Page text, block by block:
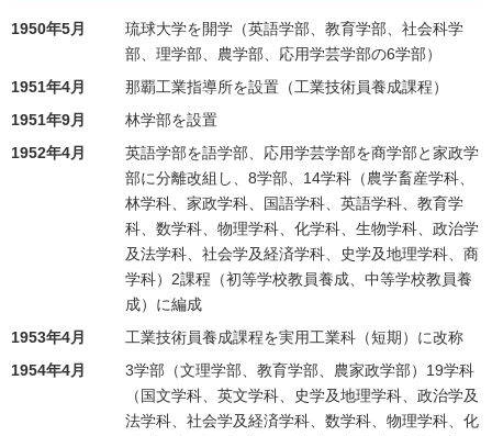
1950年5月
琉球大学を開学（英語学部、教育学部、社会科学
部、理学部、農学部、応用学芸学部の6学部）
1951年4月
那覇工業指導所を設置（工業技術員養成課程）
1951年9月
林学部を設置
1952年4月
英語学部を語学部、応用学芸学部を商学部と家政学
部に分離改組し、8学部、14学科（農学畜産学科、
林学科、家政学科、国語学科、英語学科、教育学
科、数学科、物理学科、化学科、生物学科、政治学
及法学科、社会学及経済学科、史学及地理学科、商
学科）2課程（初等学校教員養成、中等学校教員養
成）に編成
1953年4月
工業技術員養成課程を実用工業科（短期）に改称
1954年4月
3学部（文理学部、教育学部、農家政学部）19学科
（国文学科、英文学科、史学及地理学科、政治学及
法学科、社会学及経済学科、数学科、物理学科、化